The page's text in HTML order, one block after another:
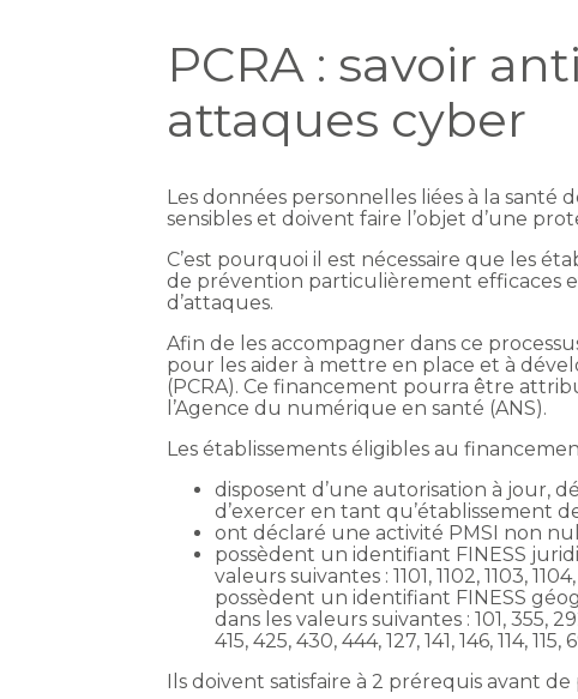
PCRA : savoir
attaques cyber
Les données personnelles liées à la
sensibles et doivent faire l’objet d’une
C’est pourquoi il est nécessaire que les
de prévention particulièrement efficaces
d’attaques.
Afin de les accompagner dans ce
pour les aider à mettre en place et à
(PCRA). Ce financement pourra être
l’Agence du numérique en santé (ANS).
Les établissements éligibles au
disposent d’une autorisation à jour,
d’exercer en tant qu’établissement
ont déclaré une activité PMSI non
possèdent un identifiant FINESS
valeurs suivantes : 1101, 1102, 1103, 1104,
possèdent un identifiant FINESS
dans les valeurs suivantes : 101, 355,
415, 425, 430, 444, 127, 141, 146, 114, 115,
Ils doivent satisfaire à 2 prérequis avant